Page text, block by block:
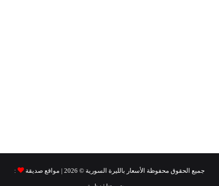
جميع الحقوق محفوظة الأسعار بالليرة السورية © :